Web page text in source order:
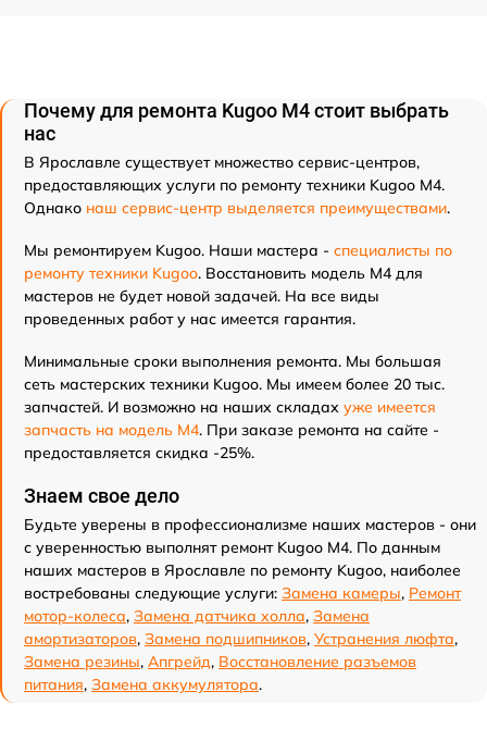
Почему для ремонта Kugoo M4 стоит выбрать
нас
В Ярославле существует множество сервис-центров,
предоставляющих услуги по ремонту техники Kugoo M4.
Однако наш сервис-центр выделяется преимуществами.
Мы ремонтируем Kugoo. Наши мастера - специалисты по
ремонту техники Kugoo. Восстановить модель M4 для
мастеров не будет новой задачей. На все виды
проведенных работ у нас имеется гарантия.
Минимальные сроки выполнения ремонта. Мы большая
сеть мастерских техники Kugoo. Мы имеем более 20 тыс.
запчастей. И возможно на наших складах уже имеется
запчасть на модель M4. При заказе ремонта на сайте -
предоставляется скидка -25%.
Знаем свое дело
Будьте уверены в профессионализме наших мастеров - они
с уверенностью выполнят ремонт Kugoo M4. По данным
наших мастеров в Ярославле по ремонту Kugoo, наиболее
востребованы следующие услуги: Замена камеры, Ремонт
мотор-колеса, Замена датчика холла, Замена
амортизаторов, Замена подшипников, Устранения люфта,
Замена резины, Апгрейд, Восстановление разъемов
питания, Замена аккумулятора.